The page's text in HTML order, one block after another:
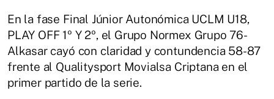
En la fase Final Júnior Autonómica UCLM U18,
PLAY OFF 1º Y 2º, el Grupo Normex Grupo 76-
Alkasar cayó con claridad y contundencia 58-87
frente al Qualitysport Movialsa Criptana en el
primer partido de la serie.